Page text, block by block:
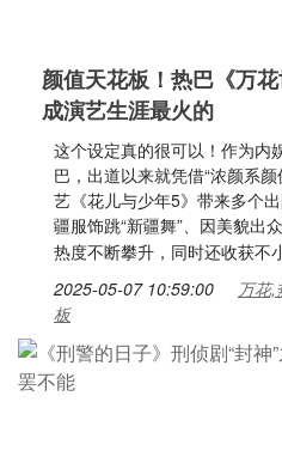
颜值天花板！热巴《万
成演艺生涯最火的
这个设定真的很可以！作为内
巴，出道以来就凭借“浓颜系
艺《花儿与少年5》带来多个
疆服饰跳“新疆舞”、因美貌出
热度不断攀升，同时还收获不
2025-05-07 10:59:00
万花
板